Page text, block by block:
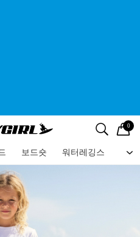
검색
고 0
보드숏 워터레깅스 비
메뉴